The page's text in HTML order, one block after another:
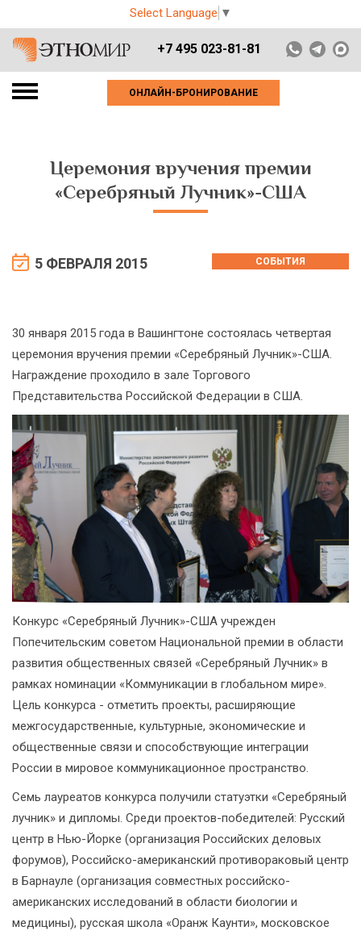
Select Language ▼
+7 495 023-81-81
ОНЛАЙН-БРОНИРОВАНИЕ
Церемония вручения премии
«Серебряный Лучник»-США
5 ФЕВРАЛЯ 2015 СОБЫТИЯ
30 января 2015 года в Вашингтоне состоялась четвертая
церемония вручения премии «Серебряный Лучник»-США.
Награждение проходило в зале Торгового
Представительства Российской Федерации в США.
Конкурс «Серебряный Лучник»-США учрежден
Попечительским советом Национальной премии в области
развития общественных связей «Серебряный Лучник» в
рамках номинации «Коммуникации в глобальном мире».
Цель конкурса - отметить проекты, расширяющие
межгосударственные, культурные, экономические и
общественные связи и способствующие интеграции
России в мировое коммуникационное пространство.
Семь лауреатов конкурса получили статуэтки «Серебряный
лучник» и дипломы. Среди проектов-победителей: Русский
центр в Нью-Йорке (организация Российских деловых
форумов), Российско-американский противораковый центр
в Барнауле (организация совместных российско-
американских исследований в области биологии и
медицины), русская школа «Оранж Каунти», московское